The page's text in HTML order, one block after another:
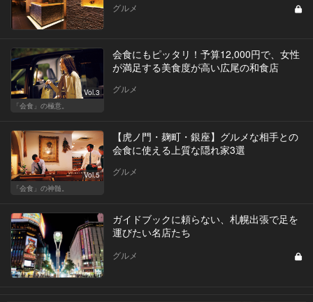
グルメ
Vol.3
「会食」の極意。
会食にもピッタリ！予算12,000円で、女性
が満足する美食度が高い広尾の和食店
グルメ
Vol.5
「会食」の神髄。
【虎ノ門・麹町・銀座】グルメな相手との
会食に使える上質な隠れ家3選
グルメ
ガイドブックに頼らない、札幌出張で足を
運びたい名店たち
グルメ